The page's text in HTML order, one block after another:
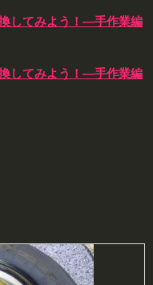
してみよう！―手作業編
してみよう！―手作業編